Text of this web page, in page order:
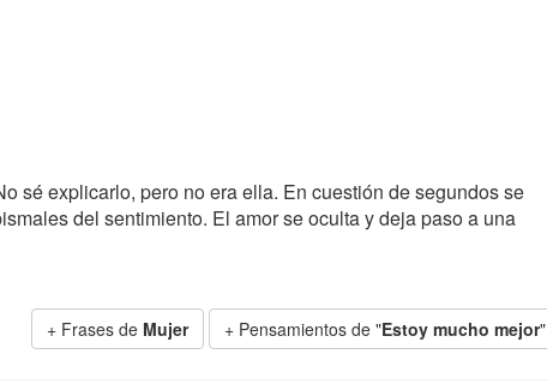
sé explicarlo, pero no era ella. En cuestión de segundos se
del sentimiento. El amor se oculta y deja paso a una
+ Frases de Mujer + Pensamientos de "Estoy mucho mejor"